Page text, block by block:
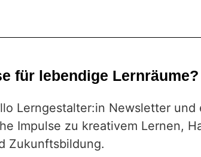
für lebendige Lernräume?
Lerngestalter:in Newsletter und
Impulse zu kreativem Lernen,
Zukunftsbildung.